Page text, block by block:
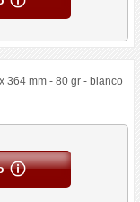
364 mm - 80 gr - bianco